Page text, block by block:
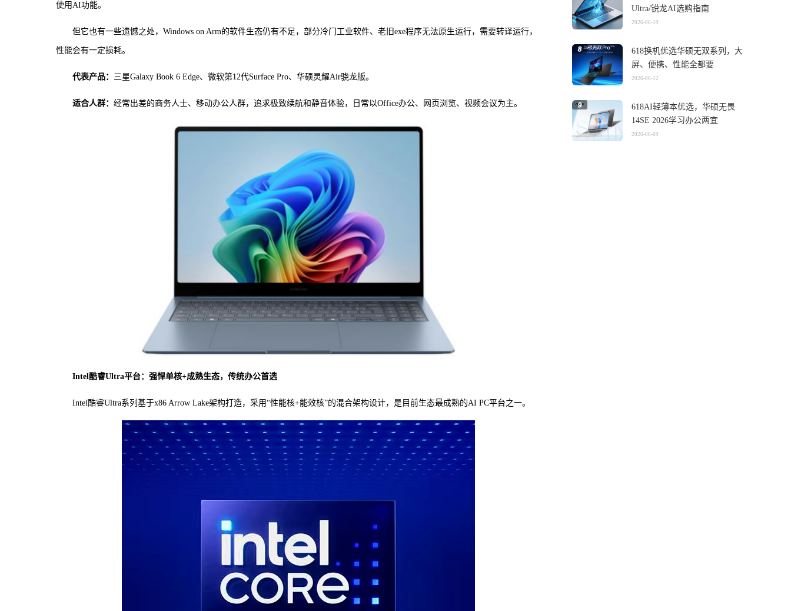
使用AI功能。
但它也有一些遗憾之处，Windows on Arm的软件生态仍有不足，部分冷门工业软件、老旧exe程序无法原生运行，需要转译运行，
性能会有一定损耗。
代表产品： 三星Galaxy Book 6 Edge、微软第12代Surface Pro、华硕灵耀Air骁龙版。
适合人群： 经常出差的商务人士、移动办公人群，追求极致续航和静音体验，日常以Office办公、网页浏览、视频会议为主。
Intel酷睿Ultra平台：强悍单核+成熟生态，传统办公首选
Intel酷睿Ultra系列基于x86 Arrow Lake架构打造，采用“性能核+能效核”的混合架构设计，是目前生态最成熟的AI PC平台之一。
Ultra/锐龙AI选购指南
2026-06-19
618换机优选华硕无双系列，大
屏、便携、性能全都要
2026-06-12
618AI轻薄本优选，华硕无畏
14SE 2026学习办公两宜
2026-06-09